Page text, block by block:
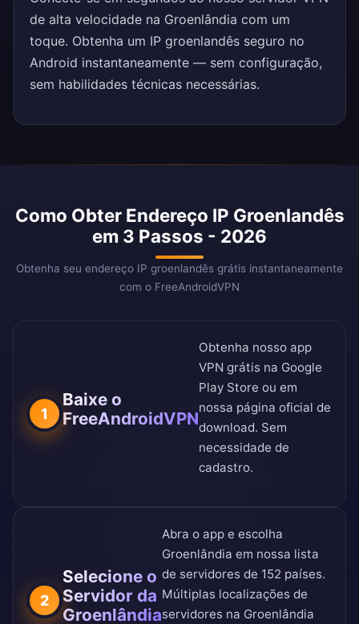
de alta velocidade na Groenlândia com um
toque. Obtenha um IP groenlandês seguro no
Android instantaneamente — sem configuração,
sem habilidades técnicas necessárias.
Como Obter Endereço IP Groenlandês
em 3 Passos - 2026
Obtenha seu endereço IP groenlandês grátis instantaneamente
com o FreeAndroidVPN
1
Baixe o
FreeAndroidVPN
Obtenha nosso app
VPN grátis na Google
Play Store ou em
nossa página oficial de
download. Sem
necessidade de
cadastro.
2
Selecione o
Servidor da
Groenlândia
Abra o app e escolha
Groenlândia em nossa lista
de servidores de 152 países.
Múltiplas localizações de
servidores na Groenlândia